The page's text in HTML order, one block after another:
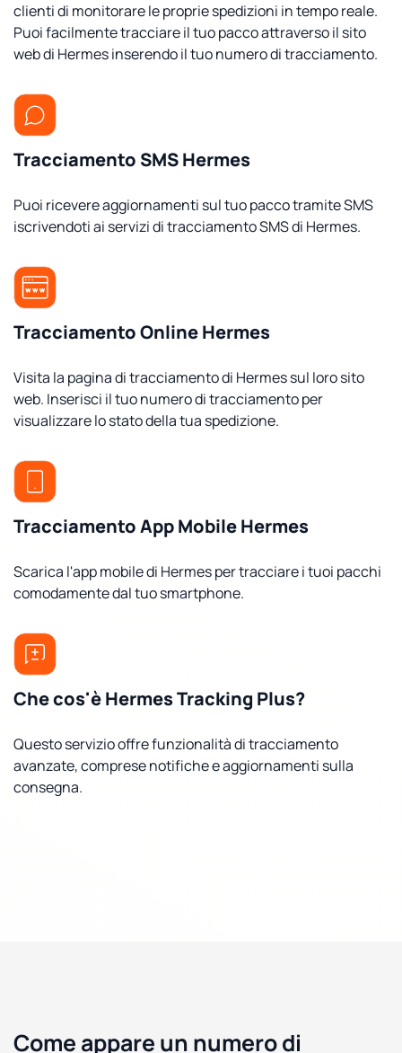
clienti di monitorare le proprie spedizioni in tempo reale.
Puoi facilmente tracciare il tuo pacco attraverso il sito
web di Hermes inserendo il tuo numero di tracciamento.
Tracciamento SMS Hermes
Puoi ricevere aggiornamenti sul tuo pacco tramite SMS
iscrivendoti ai servizi di tracciamento SMS di Hermes.
Tracciamento Online Hermes
Visita la pagina di tracciamento di Hermes sul loro sito
web. Inserisci il tuo numero di tracciamento per
visualizzare lo stato della tua spedizione.
Tracciamento App Mobile Hermes
Scarica l'app mobile di Hermes per tracciare i tuoi pacchi
comodamente dal tuo smartphone.
Che cos'è Hermes Tracking Plus?
Questo servizio offre funzionalità di tracciamento
avanzate, comprese notifiche e aggiornamenti sulla
consegna.
Come appare un numero di